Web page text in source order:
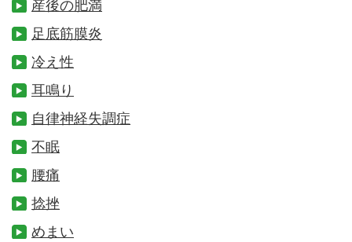
産後の肥満
足底筋膜炎
冷え性
耳鳴り
自律神経失調症
不眠
腰痛
捻挫
めまい